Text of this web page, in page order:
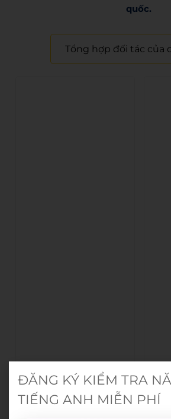
quốc.​
Tổng hợp đối tác của
ĐĂNG KÝ KIỂM TRA
TIẾNG ANH MIỄN PHÍ